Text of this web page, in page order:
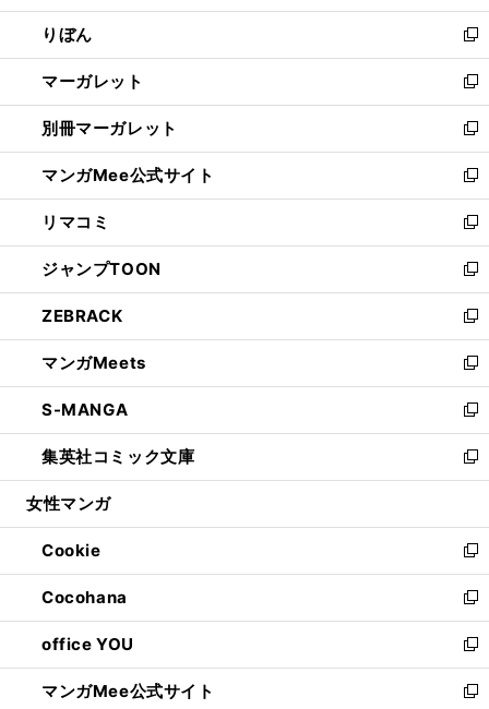
開
く
ウ
で
開
く
ン
ド
ウ
で
開
く
ウ
ィ
ン
ド
ウ
で
開
く
りぼん
新
し
い
ウ
ィ
ン
ド
ウ
で
開
く
マーガレット
新
し
い
ウ
ィ
ン
ド
ウ
で
開
く
別冊マーガレット
新
し
い
ウ
ィ
ン
ド
ウ
で
開
く
マンガMee公式サイト
新
し
い
ウ
ィ
ン
ド
ウ
で
開
く
リマコミ
新
し
い
ウ
ィ
ン
ド
ウ
で
開
く
ジャンプTOON
新
し
い
ウ
ィ
ン
ド
ウ
で
開
ZEBRACK
新
し
い
ウ
ィ
ン
ド
ウ
開
く
マンガMeets
新
し
い
ウ
ィ
ン
ウ
で
開
く
S-MANGA
新
し
い
ウ
ン
ド
ウ
で
開
く
集英社コミック文庫
新
し
ウ
ィ
ン
ド
ウ
で
開
く
女性マンガ
Cookie
新
し
い
ウ
ィ
ン
ド
Cocohana
新
し
い
ウ
ィ
office YOU
新
し
い
マンガMee公式サイト 新